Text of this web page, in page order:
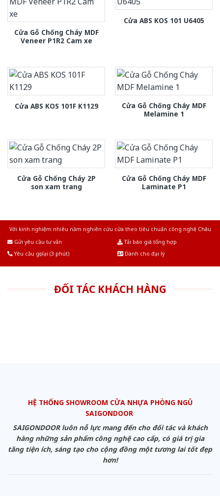
Cửa Gỗ Chống Cháy MDF
Veneer P1R2 Cam xe
Cửa ABS KOS 101 U6405
Cửa ABS KOS 101F K1129
Cửa Gỗ Chống Cháy MDF
Melamine 1
Cửa Gỗ Chống Cháy 2P
son xam trang
Cửa Gỗ Chống Cháy MDF
Laminate P1
Với kinh nghiệm nhiêu năm nghiên cứu cửa theo tiêu chuẩn công nghệ Châu
Gửi yêu cầu tư vấn
Tải báo giá tổng hợp
Yêu cầu gọi lại (3 phút)
Dành cho đại lý
ĐỐI TÁC KHÁCH HÀNG
HỆ THỐNG SHOWROOM CỬA NHỰA PHÒNG NGỦ
SAIGONDOOR
SAIGONDOOR luôn nỗ lực mang đến cho đối tác và khách
hàng những sản phẩm công nghệ cao cấp, có giá trị gia
tăng tiện ích, sáng tạo cho cộng đồng một tương lai tốt đẹp
hơn!